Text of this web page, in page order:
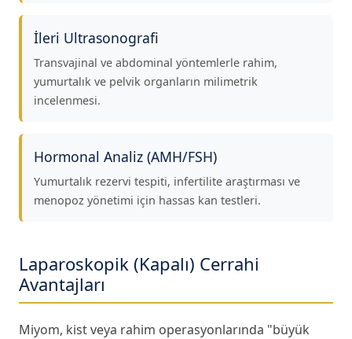
İleri Ultrasonografi
Transvajinal ve abdominal yöntemlerle rahim,
yumurtalık ve pelvik organların milimetrik
incelenmesi.
Hormonal Analiz (AMH/FSH)
Yumurtalık rezervi tespiti, infertilite araştırması ve
menopoz yönetimi için hassas kan testleri.
Laparoskopik (Kapalı) Cerrahi
Avantajları
Miyom, kist veya rahim operasyonlarında "büyük